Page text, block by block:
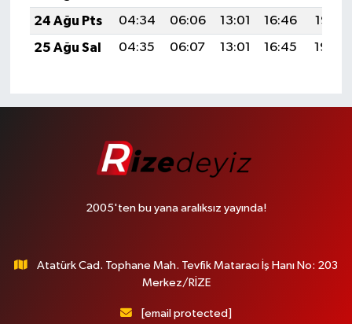
24 Ağu Pts
04:34 06:06 13:01 16:46
19:47
25 Ağu Sal
04:35 06:07 13:01 16:45 19:45
2005'ten bu yana aralıksız yayında!
Atatürk Cad. Tophane Mah. Tevfik Mataracı İş Hanı No: 203
Merkez/RİZE
[email protected]